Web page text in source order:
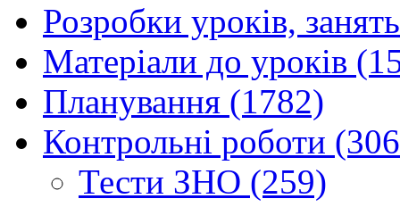
Розробки уроків,
Матеріали до уроків
Планування (1782)
Контрольні роботи
Тести ЗНО (259)